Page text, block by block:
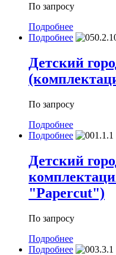
По запросу
Подробнее
Подробнее
Детский
По запросу
Подробнее
Подробнее
Детский
"Papercut")
По запросу
Подробнее
Подробнее